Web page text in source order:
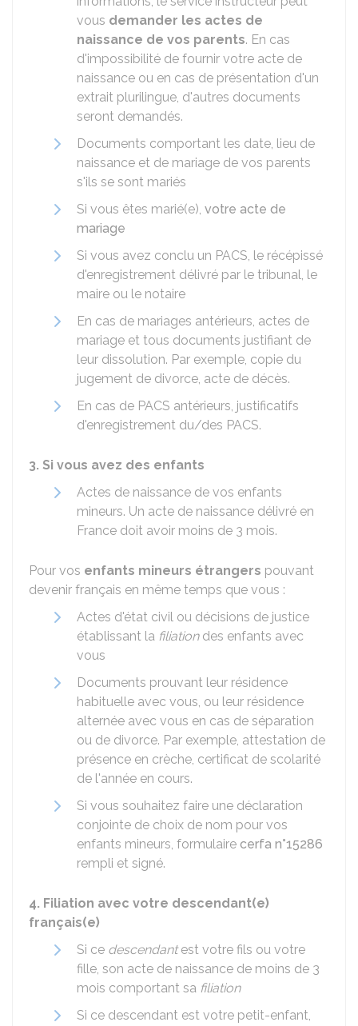
vous demander les actes de
naissance de vos parents. En cas
d'impossibilité de fournir votre acte de
naissance ou en cas de présentation d'un
extrait plurilingue, d'autres documents
seront demandés.
Documents comportant les date, lieu de
naissance et de mariage de vos parents
s'ils se sont mariés
Si vous êtes marié(e), votre acte de
mariage
Si vous avez conclu un PACS, le récépissé
d'enregistrement délivré par le tribunal, le
maire ou le notaire
En cas de mariages antérieurs, actes de
mariage et tous documents justifiant de
leur dissolution. Par exemple, copie du
jugement de divorce, acte de décès.
En cas de PACS antérieurs, justificatifs
d'enregistrement du/des PACS.
3. Si vous avez des enfants
Actes de naissance de vos enfants
mineurs. Un acte de naissance délivré en
France doit avoir moins de 3 mois.
Pour vos enfants mineurs étrangers pouvant
devenir français en même temps que vous :
Actes d'état civil ou décisions de justice
établissant la filiationdes enfants avec
vous
Documents prouvant leur résidence
habituelle avec vous, ou leur résidence
alternée avec vous en cas de séparation
ou de divorce. Par exemple, attestation de
présence en crèche, certificat de scolarité
de l'année en cours.
Si vous souhaitez faire une déclaration
conjointe de choix de nom pour vos
enfants mineurs, formulaire cerfa n°15286
rempli et signé.
4. Filiation avec votre descendant(e)
français(e)
Si ce descendantest votre fils ou votre
fille, son acte de naissance de moins de 3
mois comportant sa filiation
Si ce descendant est votre petit-enfant,